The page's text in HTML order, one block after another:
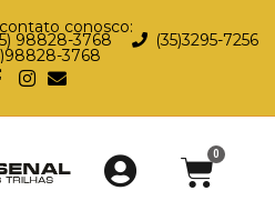
conosco:
98828-3768 (35)3295-7256
3768